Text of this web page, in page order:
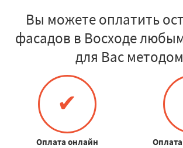
Вы можете оплатить
фасадов в Восходе
для Вас
✔
Оплата онлайн